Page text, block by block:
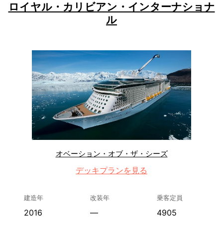
ロイヤル・カリビアン・インターナショナ
ル
オベーション・オブ・ザ・シーズ
デッキプランを見る
建造年
2016
改装年
—
乗客定員
4905